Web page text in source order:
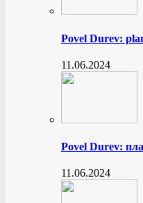
Povel Durev:
11.06.2024
Povel Durev:
11.06.2024